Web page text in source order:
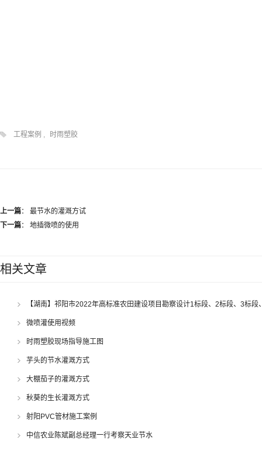
工程案例 , 时雨塑胶
上一篇： 最节水的灌溉方试
下一篇： 地插微喷的使用
相关文章
【湖南】祁阳市2022年高标准农田建设项目勘察设计1标段、2标段、3标
微喷灌使用视频
时雨塑胶现场指导施工图
芋头的节水灌溉方式
大棚茄子的灌溉方式
秋葵的生长灌溉方式
射阳PVC管材施工案例
中信农业陈斌副总经理一行考察天业节水